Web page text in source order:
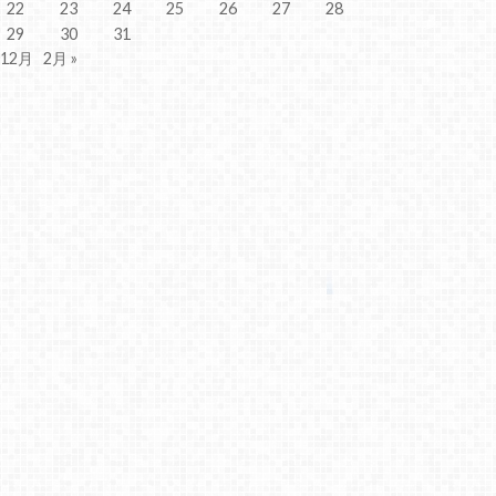
22 23 24 25 26 27
28
29
30
31
月
2月 »